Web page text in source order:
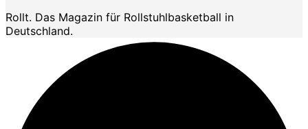
Rollt. Das Magazin für Rollstuhlbasketball in
Deutschland.